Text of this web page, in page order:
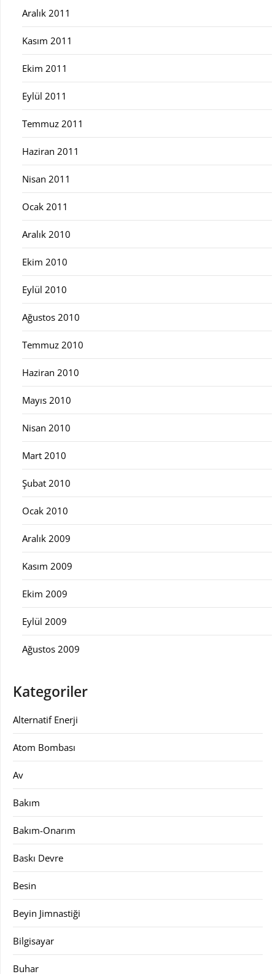
Aralık 2011
Kasım 2011
Ekim 2011
Eylül 2011
Temmuz 2011
Haziran 2011
Nisan 2011
Ocak 2011
Aralık 2010
Ekim 2010
Eylül 2010
Ağustos 2010
Temmuz 2010
Haziran 2010
Mayıs 2010
Nisan 2010
Mart 2010
Şubat 2010
Ocak 2010
Aralık 2009
Kasım 2009
Ekim 2009
Eylül 2009
Ağustos 2009
Kategoriler
Alternatif Enerji
Atom Bombası
Av
Bakım
Bakım-Onarım
Baskı Devre
Besin
Beyin Jimnastiği
Bilgisayar
Buhar